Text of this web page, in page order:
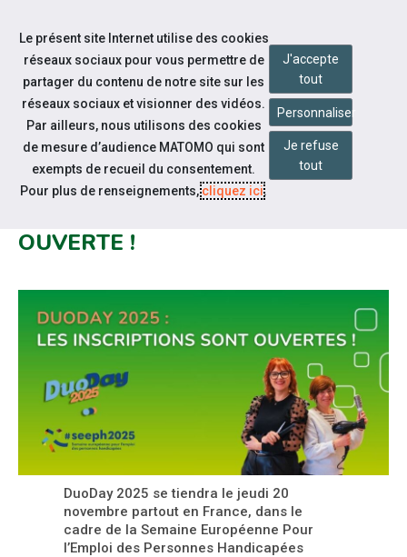
Aller au contenu
Notre actualité
#SEEPH2025 : LA PLATEFORME
OUVERTE !
DuoDay 2025 se tiendra le jeudi 20
novembre partout en France, dans le
cadre de la Semaine Européenne Pour
l’Emploi des Personnes Handicapées
Le présent site Internet utilise des cookies
réseaux sociaux pour vous permettre de
partager du contenu de notre site sur les
réseaux sociaux et visionner des vidéos.
Par ailleurs, nous utilisons des cookies
de mesure d’audience MATOMO qui sont
exempts de recueil du consentement.
Pour plus de renseignements,cliquez ici.
J'accepte
tout
Personnaliser
Je refuse
tout